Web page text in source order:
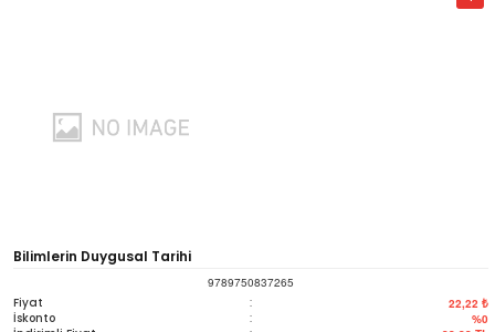
Bilimlerin Duygusal Tarihi
9789750837265
Fiyat : 22,22 ₺
İskonto : %0